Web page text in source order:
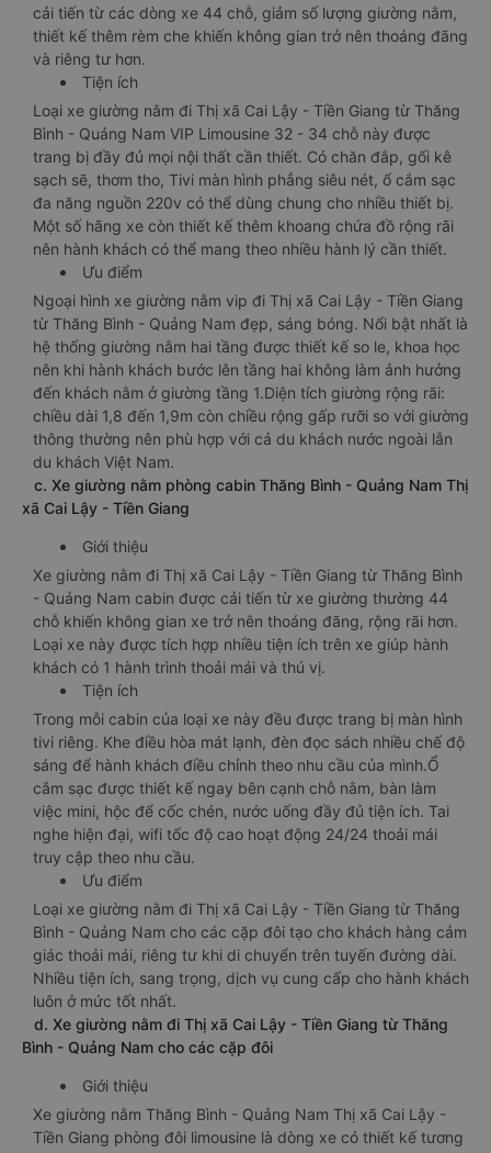
cải tiến từ các dòng xe 44 chỗ, giảm số lượng giường nằm,
thiết kế thêm rèm che khiến không gian trở nên thoáng đãng
và riêng tư hơn.
Tiện ích
Loại xe giường nằm đi Thị xã Cai Lậy - Tiền Giang từ Thăng
Bình - Quảng Nam VIP Limousine 32 - 34 chỗ này được
trang bị đầy đủ mọi nội thất cần thiết. Có chăn đắp, gối kê
sạch sẽ, thơm tho, Tivi màn hình phẳng siêu nét, ổ cắm sạc
đa năng nguồn 220v có thể dùng chung cho nhiều thiết bị.
Một số hãng xe còn thiết kế thêm khoang chứa đồ rộng rãi
nên hành khách có thể mang theo nhiều hành lý cần thiết.
Ưu điểm
Ngoại hình xe giường nằm vip đi Thị xã Cai Lậy - Tiền Giang
từ Thăng Bình - Quảng Nam đẹp, sáng bóng. Nổi bật nhất là
hệ thống giường nằm hai tầng được thiết kế so le, khoa học
nên khi hành khách bước lên tầng hai không làm ảnh hưởng
đến khách nằm ở giường tầng 1.Diện tích giường rộng rãi:
chiều dài 1,8 đến 1,9m còn chiều rộng gấp rưỡi so với giường
thông thường nên phù hợp với cả du khách nước ngoài lẫn
du khách Việt Nam.
c. Xe giường nằm phòng cabin Thăng Bình - Quảng Nam Thị
xã Cai Lậy - Tiền Giang
Giới thiệu
Xe giường nằm đi Thị xã Cai Lậy - Tiền Giang từ Thăng Bình
- Quảng Nam cabin được cải tiến từ xe giường thường 44
chỗ khiến không gian xe trở nên thoáng đãng, rộng rãi hơn.
Loại xe này được tích hợp nhiều tiện ích trên xe giúp hành
khách có 1 hành trình thoải mái và thú vị.
Tiện ích
Trong mỗi cabin của loại xe này đều được trang bị màn hình
tivi riêng. Khe điều hòa mát lạnh, đèn đọc sách nhiều chế độ
sáng để hành khách điều chỉnh theo nhu cầu của mình.Ổ
cắm sạc được thiết kế ngay bên cạnh chỗ nằm, bàn làm
việc mini, hộc để cốc chén, nước uống đầy đủ tiện ích. Tai
nghe hiện đại, wifi tốc độ cao hoạt động 24/24 thoải mái
truy cập theo nhu cầu.
Ưu điểm
Loại xe giường nằm đi Thị xã Cai Lậy - Tiền Giang từ Thăng
Bình - Quảng Nam cho các cặp đôi tạo cho khách hàng cảm
giác thoải mái, riêng tư khi di chuyển trên tuyến đường dài.
Nhiều tiện ích, sang trọng, dịch vụ cung cấp cho hành khách
luôn ở mức tốt nhất.
d. Xe giường nằm đi Thị xã Cai Lậy - Tiền Giang từ Thăng
Bình - Quảng Nam cho các cặp đôi
Giới thiệu
Xe giường nằm Thăng Bình - Quảng Nam Thị xã Cai Lậy -
Tiền Giang phòng đôi limousine là dòng xe có thiết kế tương